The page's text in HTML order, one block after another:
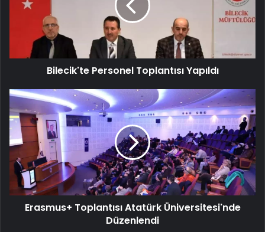
Bilecik'te Personel Toplantısı Yapıldı
Erasmus+
Toplantısı
Atatürk
Üniversitesi'nde
Düzenlendi
Erasmus+ Toplantısı Atatürk Üniversitesi'nde
Düzenlendi